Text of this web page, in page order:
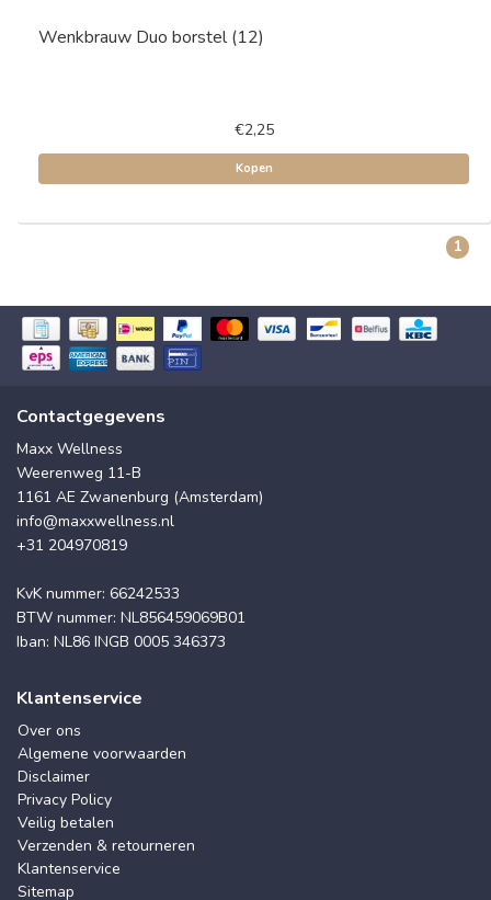
Wenkbrauw Duo borstel (12)
€2,25
Kopen
1
Contactgegevens
Maxx Wellness
Weerenweg 11-B
1161 AE Zwanenburg (Amsterdam)
info@maxxwellness.nl
+31 204970819
KvK nummer: 66242533
BTW nummer: NL856459069B01
Iban: NL86 INGB 0005 346373
Klantenservice
Over ons
Algemene voorwaarden
Disclaimer
Privacy Policy
Veilig betalen
Verzenden & retourneren
Klantenservice
Sitemap